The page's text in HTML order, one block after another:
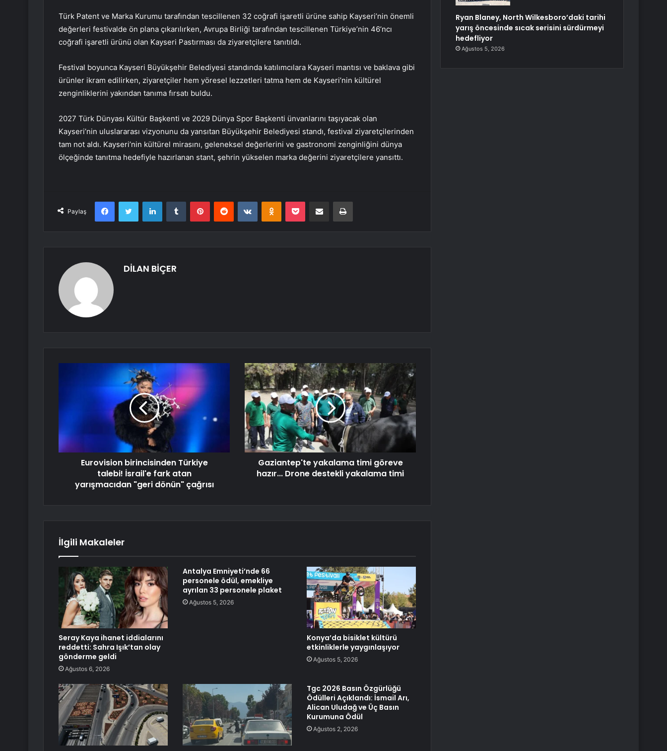
Türk Patent ve Marka Kurumu tarafından tescillenen 32 coğrafi işaretli ürüne sahip Kayseri’nin önemli
değerleri festivalde ön plana çıkarılırken, Avrupa Birliği tarafından tescillenen Türkiye’nin 46’ncı
coğrafi işaretli ürünü olan Kayseri Pastırması da ziyaretçilere tanıtıldı.
Festival boyunca Kayseri Büyükşehir Belediyesi standında katılımcılara Kayseri mantısı ve baklava gibi
ürünler ikram edilirken, ziyaretçiler hem yöresel lezzetleri tatma hem de Kayseri’nin kültürel
zenginliklerini yakından tanıma fırsatı buldu.
2027 Türk Dünyası Kültür Başkenti ve 2029 Dünya Spor Başkenti ünvanlarını taşıyacak olan
Kayseri’nin uluslararası vizyonunu da yansıtan Büyükşehir Belediyesi standı, festival ziyaretçilerinden
tam not aldı. Kayseri’nin kültürel mirasını, geleneksel değerlerini ve gastronomi zenginliğini dünya
ölçeğinde tanıtma hedefiyle hazırlanan stant, şehrin yükselen marka değerini ziyaretçilere yansıttı.
Paylaş
FacebookTwitter LinkedInTumblr PinterestReddit VKontakteOdnoklassniki
Pocket E-Posta ile paylaş Yazdır
DİLAN BİÇER
Eurovision birincisinden Türkiye
talebi! İsrail'e fark atan
yarışmacıdan "geri dönün" çağrısı
Gaziantep'te yakalama timi göreve
hazır... Drone destekli yakalama timi
İlgili Makaleler
Seray Kaya ihanet iddialarını
reddetti: Sahra Işık’tan olay
gönderme geldi
Ağustos 6, 2026
Antalya Emniyeti’nde 66
personele ödül, emekliye
ayrılan 33 personele plaket
Ağustos 5, 2026
Konya’da bisiklet kültürü
etkinliklerle yaygınlaşıyor
Ağustos 5, 2026
Tgc 2026 Basın Özgürlüğü
Ödülleri Açıklandı: İsmail Arı,
Alican Uludağ ve Üç Basın
Kurumuna Ödül
Ağustos 2, 2026
Ryan Blaney, North Wilkesboro’daki tarihi
yarış öncesinde sıcak serisini sürdürmeyi
hedefliyor
Ağustos 5, 2026